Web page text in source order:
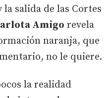
salida de las Cortes
Amigo revela
naranja, que
no le quiere.
la realidad